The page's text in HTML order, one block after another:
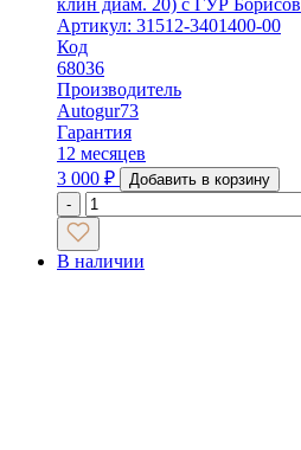
Артикул: 31512-3401400-00
Код
68036
Производитель
Autogur73
Гарантия
12 месяцев
3 000 ₽
Добавить в корзину
-
В наличии